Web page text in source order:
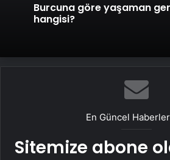
Burcuna göre yaşaman
hangisi?
En Güncel
Sitemize abone